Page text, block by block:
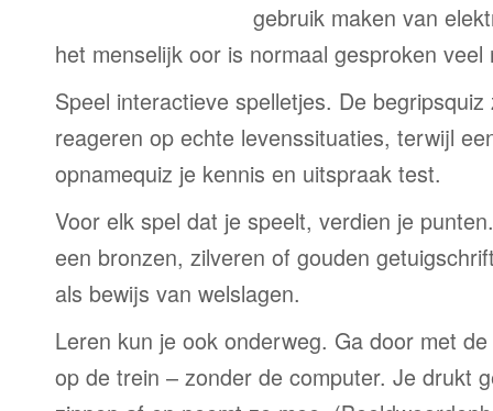
gebruik maken van
het menselijk oor is normaal gesproken veel
Speel interactieve spelletjes. De
reageren op echte levenssituaties, terwijl
opnamequiz je kennis en uitspraak test.
Voor elk spel dat je speelt, verdien je
een bronzen, zilveren of gouden
als bewijs van welslagen.
Leren kun je ook onderweg. Ga door met
op de trein – zonder de computer. Je drukt